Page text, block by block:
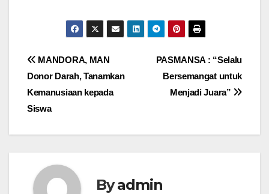
Post
navigation
PASMANSA : “Selalu
Bersemangat untuk
Menjadi Juara”
MANDORA, MAN
Donor Darah, Tanamkan
Kemanusiaan kepada
Siswa
Byadmin